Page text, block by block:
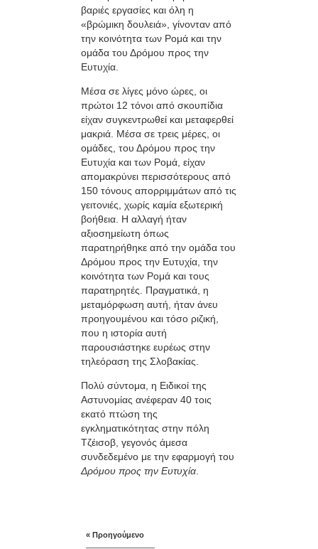
βαριές εργασίες και όλη η
«βρώμικη δουλειά», γίνονταν από
την κοινότητα των Ρομά και την
ομάδα του Δρόμου προς την
Ευτυχία.
Μέσα σε λίγες μόνο ώρες, οι
πρώτοι 12 τόνοι από σκουπίδια
είχαν συγκεντρωθεί και μεταφερθεί
μακριά. Μέσα σε τρεις μέρες, οι
ομάδες, του Δρόμου προς την
Ευτυχία και των Ρομά, είχαν
απομακρύνει περισσότερους από
150 τόνους απορριμμάτων από τις
γειτονιές, χωρίς καμία εξωτερική
βοήθεια. Η αλλαγή ήταν
αξιοσημείωτη όπως
παρατηρήθηκε από την ομάδα του
Δρόμου προς την Ευτυχία, την
κοινότητα των Ρομά και τους
παρατηρητές. Πραγματικά, η
μεταμόρφωση αυτή, ήταν άνευ
προηγουμένου και τόσο ριζική,
που η ιστορία αυτή
παρουσιάστηκε ευρέως στην
τηλεόραση της Σλοβακίας.
Πολύ σύντομα, η Ειδικοί της
Αστυνομίας ανέφεραν 40 τοις
εκατό πτώση της
εγκληματικότητας στην πόλη
Τζέισοβ, γεγονός άμεσα
συνδεδεμένο με την εφαρμογή του
Δρόμου προς την Ευτυχία.
« Προηγούμενο